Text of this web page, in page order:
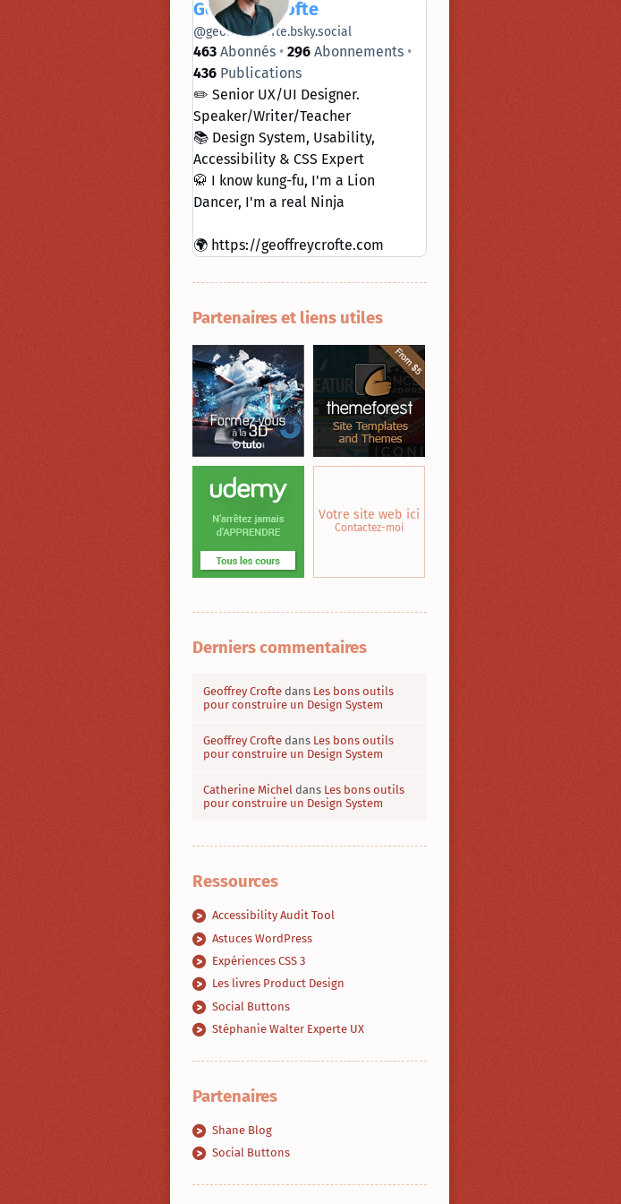
Geoffrey Crofte
@geoffreycrofte.bsky.social
463 Abonnés 296 Abonnements
436 Publications
✏️ Senior UX/UI Designer.
Speaker/Writer/Teacher
📚 Design System, Usability,
Accessibility & CSS Expert
🥋 I know kung-fu, I'm a Lion
Dancer, I'm a real Ninja
🌍 https://geoffreycrofte.com
Partenaires et liens utiles
Votre site web ici
Contactez-moi
Derniers commentaires
Geoffrey Crofte dans Les bons outils
pour construire un Design System
Geoffrey Crofte dans Les bons outils
pour construire un Design System
Catherine Michel dans Les bons outils
pour construire un Design System
Ressources
Accessibility Audit Tool
Astuces WordPress
Expériences CSS 3
Les livres Product Design
Social Buttons
Stéphanie Walter Experte UX
Partenaires
Shane Blog
Social Buttons